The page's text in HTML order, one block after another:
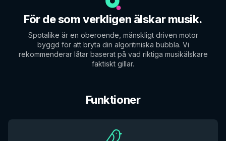
För de som verkligen älskar musik.
Spotalike är en oberoende, mänskligt driven motor
byggd för att bryta din algoritmiska bubbla. Vi
rekommenderar låtar baserat på vad riktiga musikälskare
faktiskt gillar.
Funktioner